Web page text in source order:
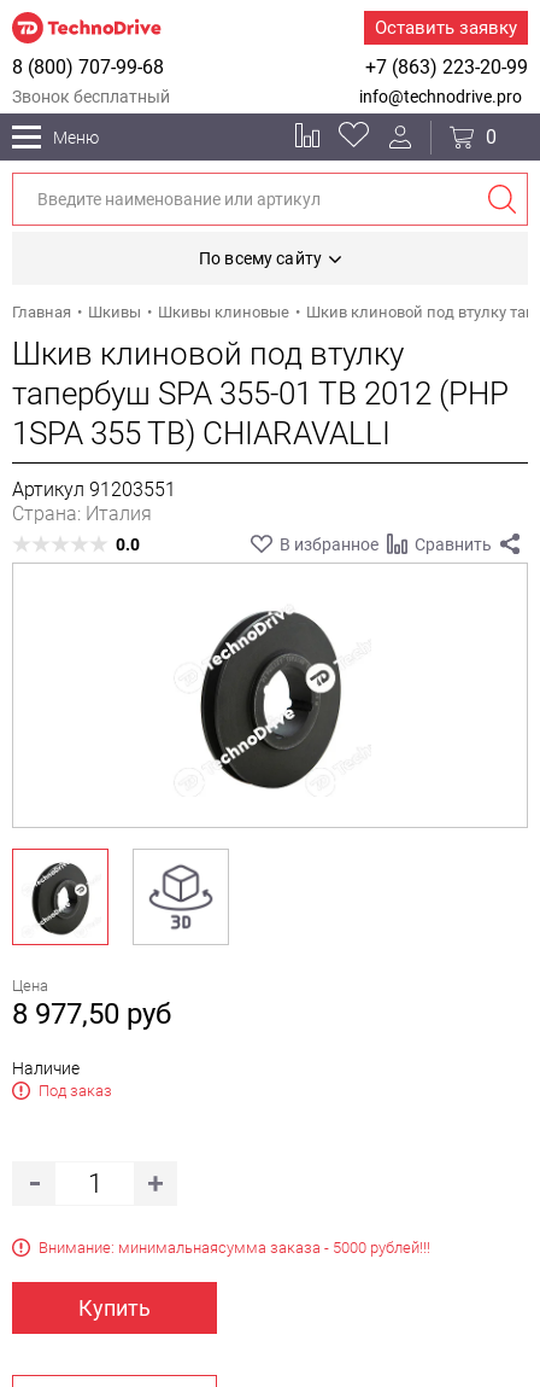
Оставить заявку
+7 (863) 223-20-99
8 (800) 707-99-68
Звонок бесплатный info@technodrive.pro
Меню 0
По всему сайту
Главная Шкивы Шкивы клиновые Шкив клиновой под втулку
Шкив клиновой под втулку
тапербуш SPA 355-01 TB 2012 (PHP
1SPA 355 TB) CHIARAVALLI
Артикул 91203551
Страна: Италия
0.0 В избранное Сравнить
Цена
8 977,50 руб
Наличие
Под заказ
Внимание: минимальнаясумма заказа - 5000 рублей!!!
Купить